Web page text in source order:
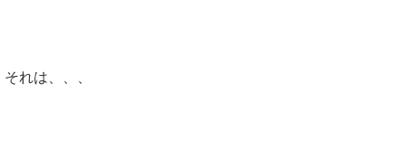
それは、、、